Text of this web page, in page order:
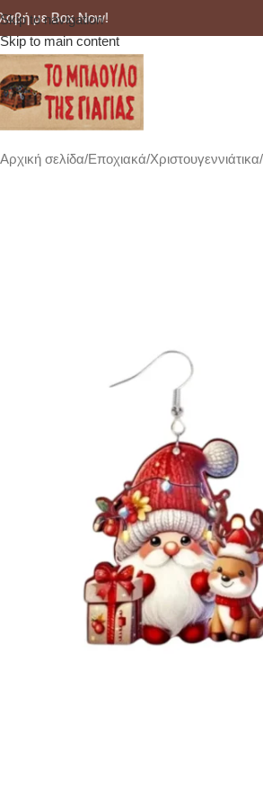
Skip to navigation
Skip to main content
με Box Now!
Αρχική σελίδα Εποχιακά Χριστουγεννιάτικα